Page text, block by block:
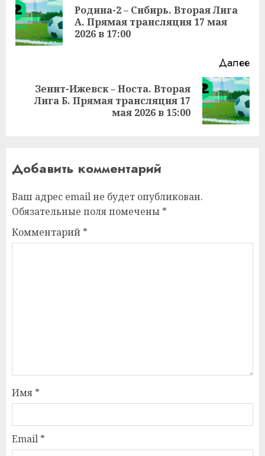
чтение
Родина-2 – Сибирь. Вторая Лига
А. Прямая трансляция 17 мая
2026 в 17:00
Далее
Следующая
Зенит-Ижевск – Носта. Вторая
Лига Б. Прямая трансляция 17
мая 2026 в 15:00
Добавить комментарий
Ваш адрес email не будет опубликован.
Обязательные поля помечены *
Комментарий *
Имя *
Email *